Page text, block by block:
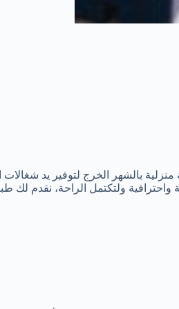
بالشهر الخرج لتوفير يد شغالات
واحترافية ولتكتمل الراحة، نقدم لك